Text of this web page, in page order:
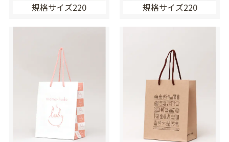
規格サイズ220 規格サイズ220